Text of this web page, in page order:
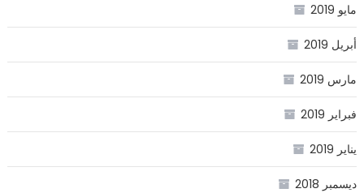
مايو 2019
أبريل 2019
مارس 2019
فبراير 2019
يناير 2019
ديسمبر 2018